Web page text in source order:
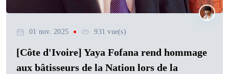
01 nov. 2025 931 vue(s)
[Côte d'Ivoire] Yaya Fofana rend hommage
aux bâtisseurs de la Nation lors de la